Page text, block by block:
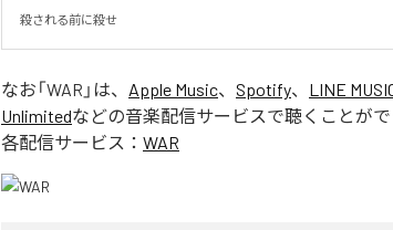
殺される前に殺せ
なお「WAR 」は、 Apple Music、 Spotify、 LINE
Unlimitedなどの音楽配信サービスで聴くことがで
各配信サービス： WAR